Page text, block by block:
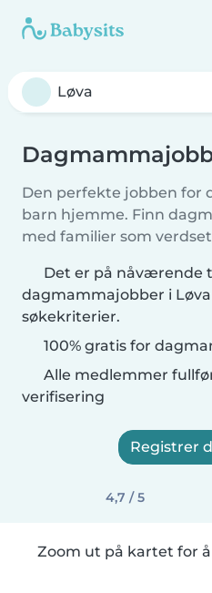
Den perfekte jobben for
barn hjemme. Finn
med familier som
Det er på nåværende
dagmammajobber i
søkekriterier.
100% gratis for
Alle medlemmer
verifisering
Registrer
4,7 / 5
Zoom ut på kartet for